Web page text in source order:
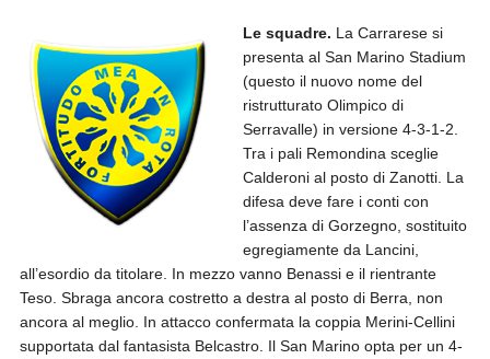
Le squadre. La Carrarese si
presenta al San Marino Stadium
(questo il nuovo nome del
ristrutturato Olimpico di
Serravalle) in versione 4-3-1-2.
Tra i pali Remondina sceglie
Calderoni al posto di Zanotti. La
difesa deve fare i conti con
l’assenza di Gorzegno, sostituito
egregiamente da Lancini,
all’esordio da titolare. In mezzo vanno Benassi e il rientrante
Teso. Sbraga ancora costretto a destra al posto di Berra, non
ancora al meglio. In attacco confermata la coppia Merini-Cellini
supportata dal fantasista Belcastro. Il San Marino opta per un 4-